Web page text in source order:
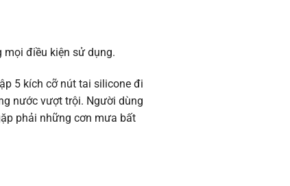
mọi điều kiện sử dụng.
5 kích cỡ nút tai silicone đi
nước vượt trội. Người dùng
phải những cơn mưa bất